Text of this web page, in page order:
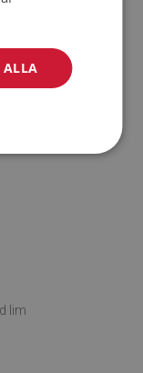
lim
ALLA